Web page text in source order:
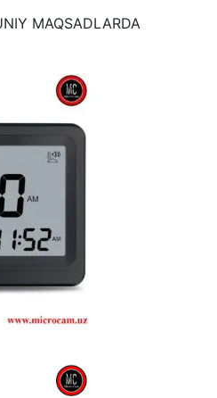
MAQSADLARDA